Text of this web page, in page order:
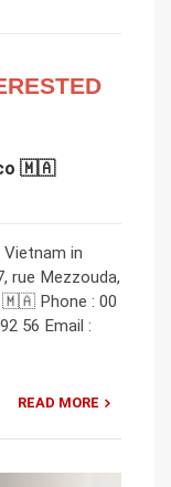
🇲🇦
in
rue Mezzouda,
🇲🇦 Phone : 00
56 Email :
READ MORE